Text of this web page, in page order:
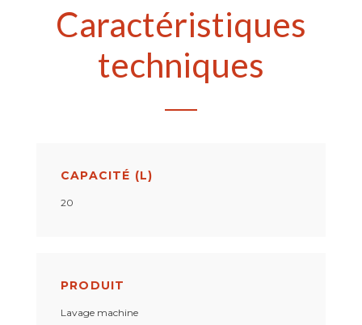
Caractéristiques
techniques
CAPACITÉ (L)
20
PRODUIT
Lavage machine